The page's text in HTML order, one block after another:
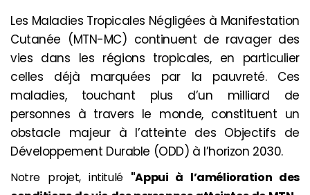
Les Maladies Tropicales Négligées à Manifestation
Cutanée (MTN-MC) continuent de ravager des
vies dans les régions tropicales, en particulier
celles déjà marquées par la pauvreté. Ces
maladies, touchant plus d’un milliard de
personnes à travers le monde, constituent un
obstacle majeur à l’atteinte des Objectifs de
Développement Durable (ODD) à l’horizon 2030.
Notre projet, intitulé "Appui à l’amélioration des